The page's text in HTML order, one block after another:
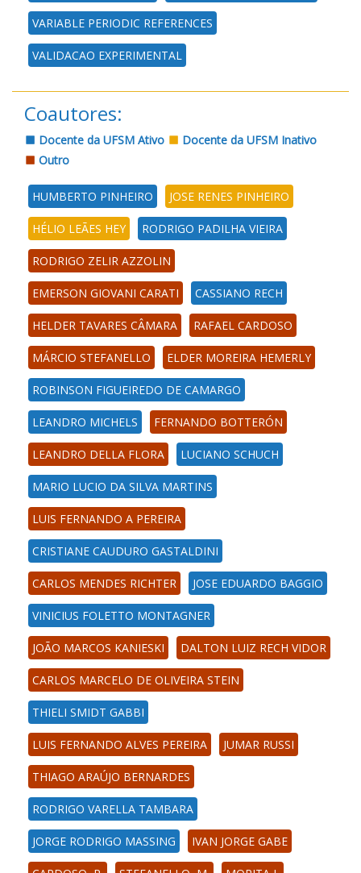
VARIABLE PERIODIC REFERENCES
VALIDACAO EXPERIMENTAL
Coautores:
Docente da UFSM Ativo
Docente da UFSM Inativo
Outro
HUMBERTO PINHEIRO JOSE RENES PINHEIRO
HÉLIO LEÃES HEY RODRIGO PADILHA VIEIRA
RODRIGO ZELIR AZZOLIN
EMERSON GIOVANI CARATI CASSIANO RECH
HELDER TAVARES CÂMARA RAFAEL CARDOSO
MÁRCIO STEFANELLO ELDER MOREIRA HEMERLY
ROBINSON FIGUEIREDO DE CAMARGO
LEANDRO MICHELS FERNANDO BOTTERÓN
LEANDRO DELLA FLORA LUCIANO SCHUCH
MARIO LUCIO DA SILVA MARTINS
LUIS FERNANDO A PEREIRA
CRISTIANE CAUDURO GASTALDINI
CARLOS MENDES RICHTER JOSE EDUARDO BAGGIO
VINICIUS FOLETTO MONTAGNER
JOÃO MARCOS KANIESKI DALTON LUIZ RECH VIDOR
CARLOS MARCELO DE OLIVEIRA STEIN
THIELI SMIDT GABBI
LUIS FERNANDO ALVES PEREIRA JUMAR RUSSI
THIAGO ARAÚJO BERNARDES
RODRIGO VARELLA TAMBARA
JORGE RODRIGO MASSING IVAN JORGE GABE